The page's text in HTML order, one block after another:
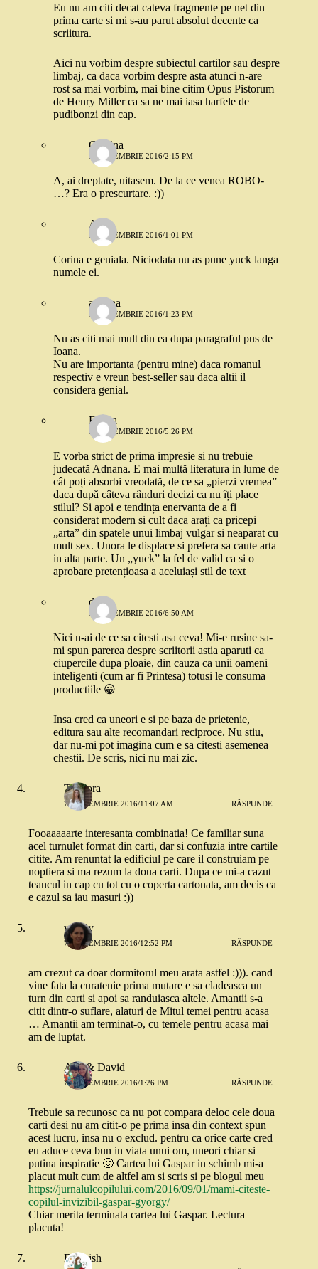
Eu nu am citi decat cateva fragmente pe net din
prima carte si mi s-au parut absolut decente ca
scriitura.
Aici nu vorbim despre subiectul cartilor sau despre
limbaj, ca daca vorbim despre asta atunci n-are
rost sa mai vorbim, mai bine citim Opus Pistorum
de Henry Miller ca sa ne mai iasa harfele de
pudibonzi din cap.
Cristina
9 SEPTEMBRIE 2016/2:15 PM
A, ai dreptate, uitasem. De la ce venea ROBO-
…? Era o prescurtare. :))
Alina
7 SEPTEMBRIE 2016/1:01 PM
Corina e geniala. Niciodata nu as pune yuck langa
numele ei.
adnana
7 SEPTEMBRIE 2016/1:23 PM
Nu as citi mai mult din ea dupa paragraful pus de
Ioana.
Nu are importanta (pentru mine) daca romanul
respectiv e vreun best-seller sau daca altii il
considera genial.
Eliana
7 SEPTEMBRIE 2016/5:26 PM
E vorba strict de prima impresie si nu trebuie
judecată Adnana. E mai multă literatura in lume de
cât poți absorbi vreodată, de ce sa „pierzi vremea”
daca după câteva rânduri decizi ca nu îți place
stilul? Si apoi e tendința enervanta de a fi
considerat modern si cult daca arați ca pricepi
„arta” din spatele unui limbaj vulgar si neaparat cu
mult sex. Unora le displace si prefera sa caute arta
in alta parte. Un „yuck” la fel de valid ca si o
aprobare pretențioasa a aceluiași stil de text
d
9 SEPTEMBRIE 2016/6:50 AM
Nici n-ai de ce sa citesti asa ceva! Mi-e rusine sa-
mi spun parerea despre scriitorii astia aparuti ca
ciupercile dupa ploaie, din cauza ca unii oameni
inteligenti (cum ar fi Printesa) totusi le consuma
productiile 😀
Insa cred ca uneori e si pe baza de prietenie,
editura sau alte recomandari reciproce. Nu stiu,
dar nu-mi pot imagina cum e sa citesti asemenea
chestii. De scris, nici nu mai zic.
Teodora
7 SEPTEMBRIE 2016/11:07 AM RĂSPUNDE
Fooaaaaarte interesanta combinatia! Ce familiar suna
acel turnulet format din carti, dar si confuzia intre cartile
citite. Am renuntat la edificiul pe care il construiam pe
noptiera si ma rezum la doua carti. Dupa ce mi-a cazut
teancul in cap cu tot cu o coperta cartonata, am decis ca
e cazul sa iau masuri :))
vavaly
7 SEPTEMBRIE 2016/12:52 PM RĂSPUNDE
am crezut ca doar dormitorul meu arata astfel :))). cand
vine fata la curatenie prima mutare e sa cladeasca un
turn din carti si apoi sa randuiasca altele. Amantii s-a
citit dintr-o suflare, alaturi de Mitul temei pentru acasa
… Amantii am terminat-o, cu temele pentru acasa mai
am de luptat.
Ana & David
7 SEPTEMBRIE 2016/1:26 PM RĂSPUNDE
Trebuie sa recunosc ca nu pot compara deloc cele doua
carti desi nu am citit-o pe prima insa din context spun
acest lucru, insa nu o exclud. pentru ca orice carte cred
eu aduce ceva bun in viata unui om, uneori chiar si
putina inspiratie 🙂 Cartea lui Gaspar in schimb mi-a
placut mult cum de altfel am si scris si pe blogul meu
https://jurnalulcopilului.com/2016/09/01/mami-citeste-
copilul-invizibil-gaspar-gyorgy/
Chiar merita terminata cartea lui Gaspar. Lectura
placuta!
Bookish